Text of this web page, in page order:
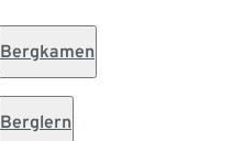
Bergkamen
Berglern